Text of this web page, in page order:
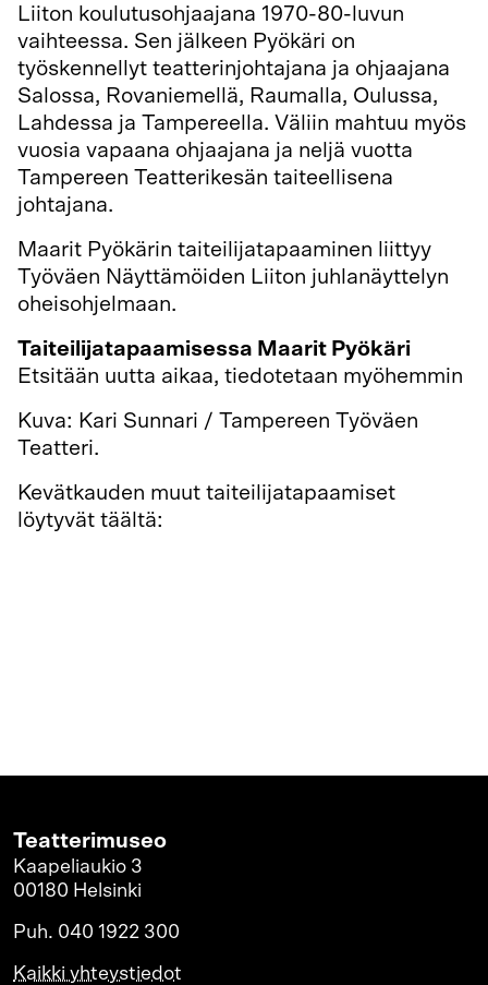
Liiton koulutusohjaajana 1970-80-luvun
vaihteessa. Sen jälkeen Pyökäri on
työskennellyt teatterinjohtajana ja ohjaajana
Salossa, Rovaniemellä, Raumalla, Oulussa,
Lahdessa ja Tampereella. Väliin mahtuu myös
vuosia vapaana ohjaajana ja neljä vuotta
Tampereen Teatterikesän taiteellisena
johtajana.
Maarit Pyökärin taiteilijatapaaminen liittyy
Työväen Näyttämöiden Liiton juhlanäyttelyn
oheisohjelmaan.
Taiteilijatapaamisessa Maarit Pyökäri
Etsitään uutta aikaa, tiedotetaan myöhemmin
Kuva: Kari Sunnari / Tampereen Työväen
Teatteri.
Kevätkauden muut taiteilijatapaamiset
löytyvät täältä:
Teatterimuseo
Kaapeliaukio 3
00180 Helsinki
Puh. 040 1922 300
Kaikki yhteystiedot